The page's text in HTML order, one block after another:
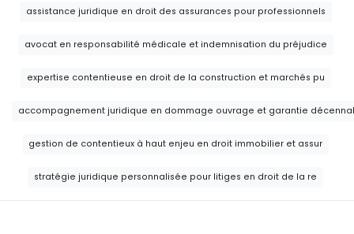
assistance juridique en droit des assurances pour professionnels
avocat en responsabilité médicale et indemnisation du préjudice
expertise contentieuse en droit de la construction et marchés pu
accompagnement juridique en dommage ouvrage et garantie décennal
gestion de contentieux à haut enjeu en droit immobilier et assur
stratégie juridique personnalisée pour litiges en droit de la re